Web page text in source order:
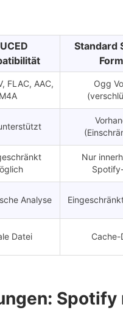
Standard
FLAC, AAC,
M4A
Ogg
Nur
Analyse
Datei Cache-
Spotify